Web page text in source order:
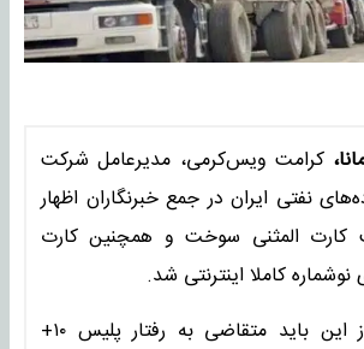
کرامت ویس‌کرمی، مدیرعامل شرکت
نفتی ایران در جمع خبرنگاران اظهار
کارت المثنی سوخت و همچنین کارت
کاملا اینترنتی شد.
وی افزود: قبل از این باید متقاضی به رفتار پلیس ۱۰+